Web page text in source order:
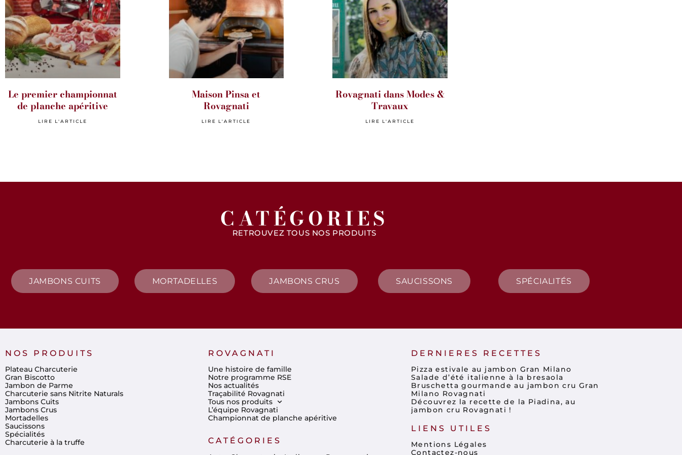
Le premier championnat
de planche apéritive
LIRE L'ARTICLE
Maison Pinsa et
Rovagnati
LIRE L'ARTICLE
Rovagnati dans Modes &
Travaux
LIRE L'ARTICLE
CATÉGORIES
RETROUVEZ TOUS NOS PRODUITS
JAMBONS CUITS MORTADELLES JAMBONS CRUS SAUCISSONS SPÉCIALITÉS
NOS PRODUITS
Plateau Charcuterie
Gran Biscotto
Jambon de Parme
Charcuterie sans Nitrite Naturals
Jambons Cuits
Jambons Crus
Mortadelles
Saucissons
Spécialités
Charcuterie à la truffe
ROVAGNATI
Une histoire de famille
Notre programme RSE
Nos actualités
Traçabilité Rovagnati
Tous nos produits
L’équipe Rovagnati
Championnat de planche apéritive
CATÉGORIES
DERNIERES RECETTES
Pizza estivale au jambon Gran Milano
Salade d’été italienne à la bresaola
Bruschetta gourmande au jambon cru Gran
Milano Rovagnati
Découvrez la recette de la Piadina, au
jambon cru Rovagnati !
LIENS UTILES
Mentions Légales
Contactez-nous